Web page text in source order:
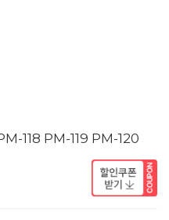
118 PM-119 PM-120